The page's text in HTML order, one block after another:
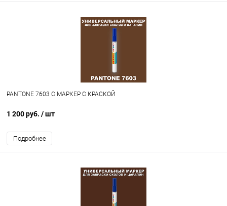
PANTONE 7603 C МАРКЕР С КРАСКОЙ
1 200 руб. / шт
Подробнее